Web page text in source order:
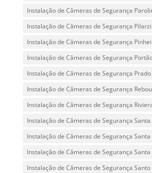
Instalação de Câmeras de Segurança
Instalação de Câmeras de Segurança
Instalação de Câmeras de Segurança
Instalação de Câmeras de Segurança
Instalação de Câmeras de Segurança
Instalação de Câmeras de Segurança
Instalação de Câmeras de Segurança
Instalação de Câmeras de Segurança Santa
Instalação de Câmeras de Segurança Santa
Instalação de Câmeras de Segurança
Instalação de Câmeras de Segurança Santo